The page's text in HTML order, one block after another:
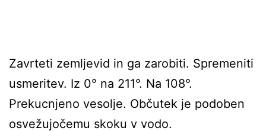
Zavrteti zemljevid in ga zarobiti. Spremeniti
usmeritev. Iz 0° na 211°. Na 108°.
Prekucnjeno vesolje. Občutek je podoben
osvežujočemu skoku v vodo.